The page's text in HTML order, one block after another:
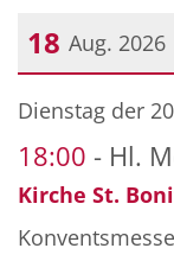
18 Aug. 2026
Datum: 18.
Dienstag der
18:00 Hl.
Kirche St.